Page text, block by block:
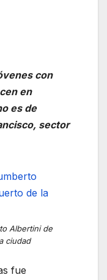
con
en
es de
sector
Albertini de
ciudad
fue